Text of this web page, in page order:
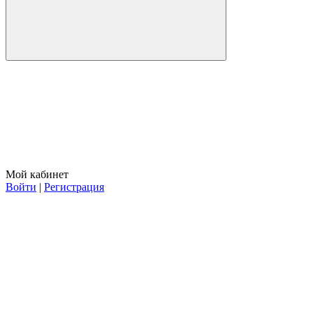
Мой кабинет
Войти | Регистрация